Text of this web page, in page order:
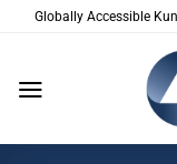
Globally Accessible